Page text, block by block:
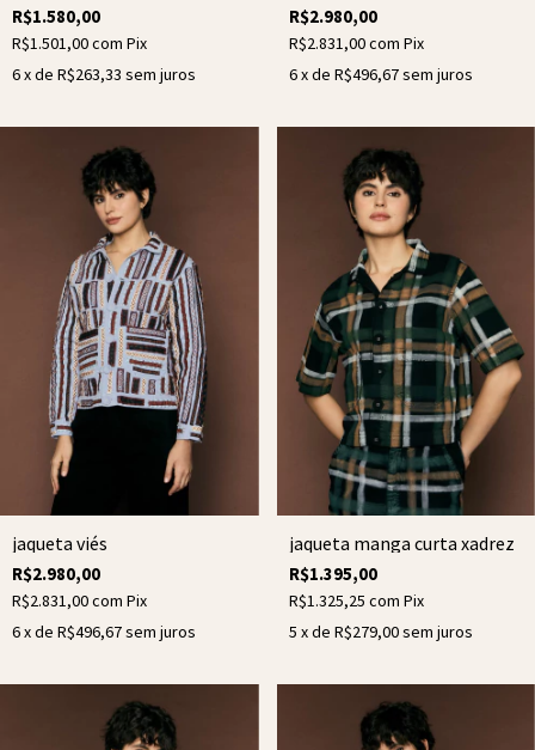
R$1.580,00
R$1.501,00com Pix
6x de R$263,33 sem juros
R$2.980,00
R$2.831,00com Pix
6x de R$496,67sem juros
jaqueta viés
R$2.980,00
R$2.831,00com Pix
6x de R$496,67sem juros
jaqueta manga curta xadrez
R$1.395,00
R$1.325,25 com Pix
5 x de R$279,00sem juros